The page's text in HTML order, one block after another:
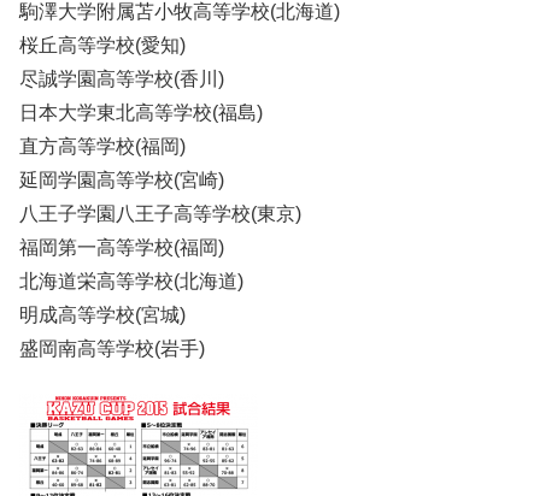
駒澤大学附属苫小牧高等学校(北海道)
桜丘高等学校(愛知)
尽誠学園高等学校(香川)
日本大学東北高等学校(福島)
直方高等学校(福岡)
延岡学園高等学校(宮崎)
八王子学園八王子高等学校(東京)
福岡第一高等学校(福岡)
北海道栄高等学校(北海道)
明成高等学校(宮城)
盛岡南高等学校(岩手)